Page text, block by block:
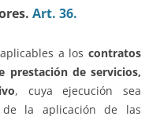
Art. 36.
a los contratos
prestación de servicios,
, cuya ejecución sea
de la aplicación de las